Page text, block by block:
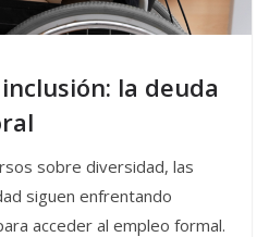
la deuda
sobre diversidad, las
siguen enfrentando
acceder al empleo formal.